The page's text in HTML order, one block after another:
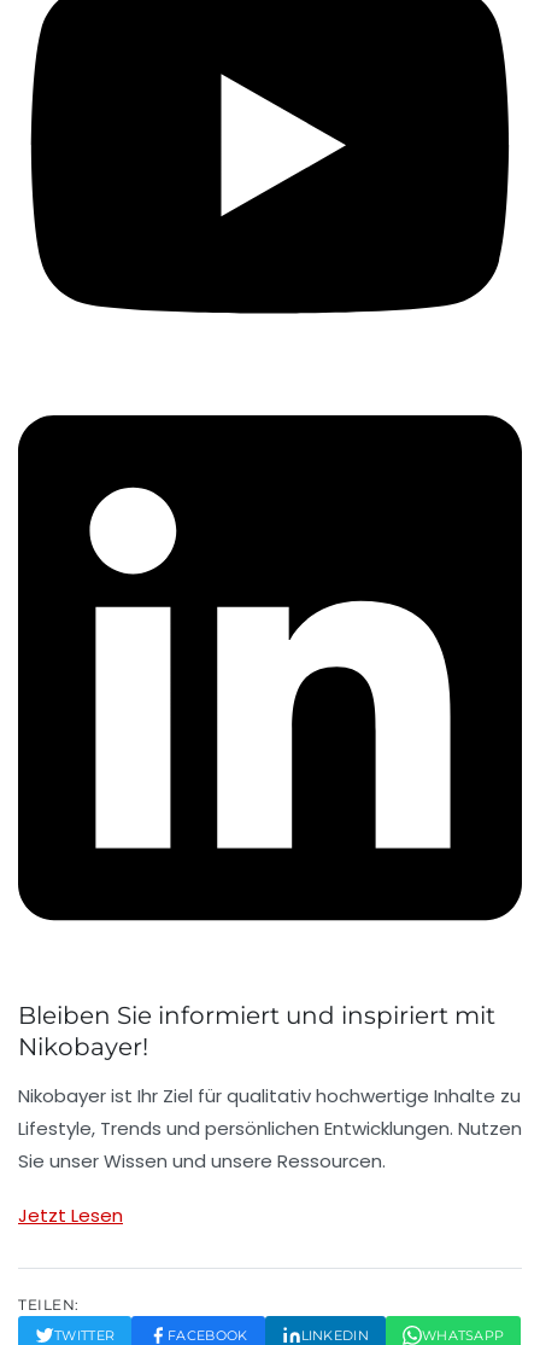
Bleiben Sie informiert und inspiriert mit
Nikobayer!
Nikobayer ist Ihr Ziel für qualitativ hochwertige Inhalte zu
Lifestyle, Trends und persönlichen Entwicklungen. Nutzen
Sie unser Wissen und unsere Ressourcen.
Jetzt Lesen
TEILEN:
TWITTER FACEBOOK LINKEDIN WHATSAPP